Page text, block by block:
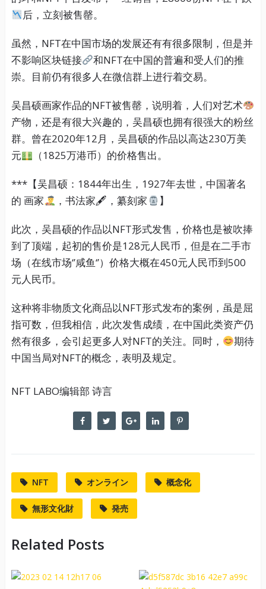
后，立刻被售罄。
虽然，NFT在中国市场的发展还有有很多限制，但是并
不影响区块链接
和NFT在中国的普遍和受人们的推
崇。目前仍有很多人在微信群上进行着交易。
吴昌硕画家作品的NFT被售罄，说明着，人们对艺术
产物，还是有很大兴趣的，吴昌硕也拥有很强大的粉丝
群。曾在2020年12月，吴昌硕的作品以高达230万美
元
（1825万港币）的价格售出。
***【吴昌硕：1844年出生，1927年去世，中国著名
的 画家
，书法家🖋，纂刻家 】
此次，吴昌硕的作品以NFT形式发售，价格也是被吹捧
到了顶端，起初的售价是128元人民币，但是在二手市
场（在线市场‘’咸鱼‘’）价格大概在450元人民币到500
元人民币。
这种将非物质文化商品以NFT形式发布的案例，虽是屈
指可数，但我相信，此次发售成绩，在中国此类资产仍
然有很多，会引起更多人对NFT的关注。同时，
期待
中国当局对NFT的概念，表明及规定。
NFT LABO编辑部 诗言
NFT オンライン 概念化
無形文化財 発売
Related Posts